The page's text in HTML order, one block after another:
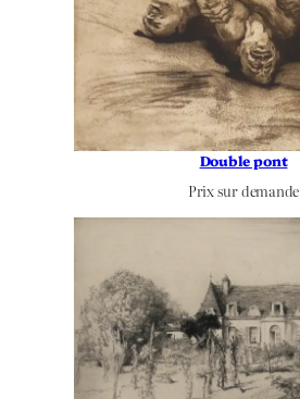
Double pont
Prix sur demande